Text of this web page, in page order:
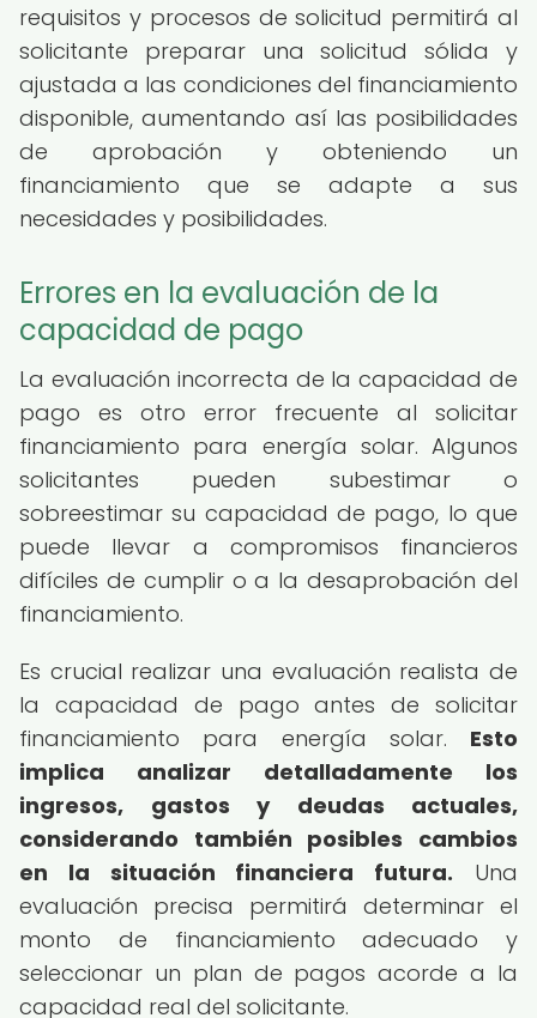
requisitos y procesos de solicitud permitirá al
solicitante preparar una solicitud sólida y
ajustada a las condiciones del financiamiento
disponible, aumentando así las posibilidades
de aprobación y obteniendo un
financiamiento que se adapte a sus
necesidades y posibilidades.
Errores en la evaluación de la
capacidad de pago
La evaluación incorrecta de la capacidad de
pago es otro error frecuente al solicitar
financiamiento para energía solar. Algunos
solicitantes pueden subestimar o
sobreestimar su capacidad de pago, lo que
puede llevar a compromisos financieros
difíciles de cumplir o a la desaprobación del
financiamiento.
Es crucial realizar una evaluación realista de
la capacidad de pago antes de solicitar
financiamiento para energía solar. Esto
implica analizar detalladamente los
ingresos, gastos y deudas actuales,
considerando también posibles cambios
en la situación financiera futura. Una
evaluación precisa permitirá determinar el
monto de financiamiento adecuado y
seleccionar un plan de pagos acorde a la
capacidad real del solicitante.